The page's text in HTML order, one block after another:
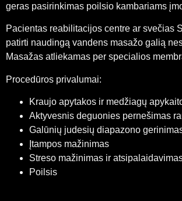
geras pasirinkimas poilsio kambariams
Pacientas reabilitacijos centre ar svečias
patirti naudingą vandens masažo galią
Masažas atliekamas per specialios
Procedūros privalumai:
Kraujo apytakos ir medžiagų
Aktyvesnis deguonies pernešimas
Galūnių judesių diapazono
Įtampos mažinimas
Streso mažinimas ir
Poilsis